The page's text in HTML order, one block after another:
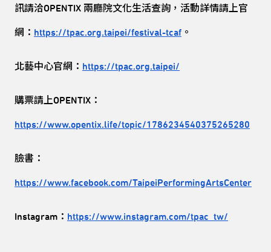
訊請洽OPENTIX 兩廳院文化生活查詢，活動詳情請上官
網： https://tpac.org.taipei/festival-tcaf 。
北藝中心官網： https://tpac.org.taipei/
購票請上OPENTIX：
https://www.opentix.life/topic/1786234540375265280
臉書：
https://www.facebook.com/TaipeiPerformingArtsCenter
Instagram： https://www.instagram.com/tpac_tw/